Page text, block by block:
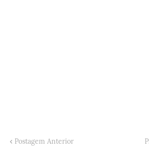
Postagem Anterior